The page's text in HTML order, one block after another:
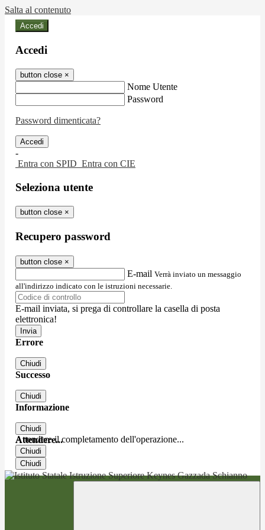
Salta al contenuto
Accedi
Accedi
button close ×
Nome Utente
Password
Password dimenticata?
-
Entra con SPID Entra con CIE
Seleziona utente
button close ×
Recupero password
button close ×
E-mail Verrà inviato un messaggio
all'indirizzo indicato con le istruzioni necessarie.
E-mail inviata, si prega di controllare la casella di posta
elettronica!
Errore
Chiudi
Successo
Chiudi
Informazione
Chiudi
Attendere...
Attendere il completamento dell'operazione...
Chiudi
Chiudi